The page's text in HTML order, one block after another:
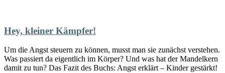
Hey, kleiner Kämpfer!
Um die Angst steuern zu können, musst man sie zunächst verstehen.
Was passiert da eigentlich im Körper? Und was hat der Mandelkern
damit zu tun? Das Fazit des Buchs: Angst erklärt – Kinder gestärkt!